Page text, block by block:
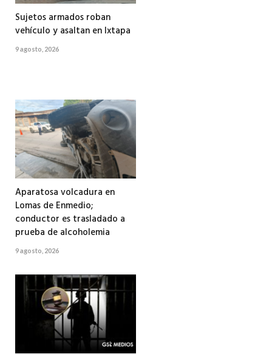
Sujetos armados roban
vehículo y asaltan en Ixtapa
9 agosto, 2026
Aparatosa volcadura en
Lomas de Enmedio;
conductor es trasladado a
prueba de alcoholemia
9 agosto, 2026